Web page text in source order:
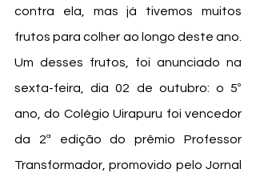
contra ela, mas já tivemos muitos
frutos para colher ao longo deste ano.
Um desses frutos, foi anunciado na
sexta-feira, dia 02 de outubro: o 5º
ano, do Colégio Uirapuru foi vencedor
da 2ª edição do prêmio Professor
Transformador, promovido pelo Jornal